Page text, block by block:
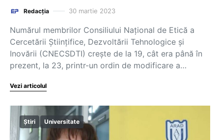
Redacția 30 martie 2023
Numărul membrilor Consiliului Național de Etică a
Cercetării Științifice, Dezvoltării Tehnologice și
Inovării (CNECSDTI) crește de la 19, cât era până în
prezent, la 23, printr-un ordin de modificare a…
Vezi articolul
Știri Universitate